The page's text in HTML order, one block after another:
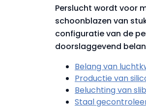
Perslucht wordt voor
schoonblazen van
configuratie van de
doorslaggevend
Belang van
Productie van
Beluchting van slib
Staal